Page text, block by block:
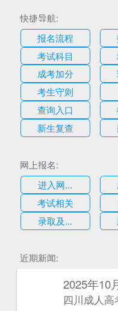
快捷导航:
报名流程
考试科目
成考加分
考生守则
查询入口
新生复查
网上报名:
进入网...
考试相关
录取及...
近期新闻:
2025年10